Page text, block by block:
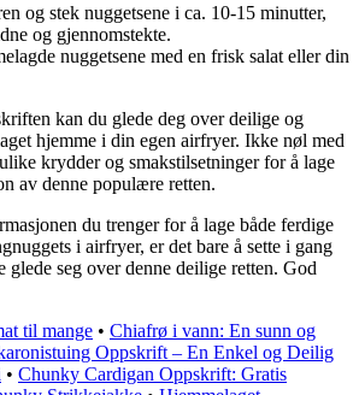
og stek nuggetsene i ca. 10-15 minutter,
og gjennomstekte.
nuggetsene med en frisk salat eller din
kan du glede deg over deilige og
hjemme i din egen airfryer. Ikke nøl med
krydder og smakstilsetninger for å lage
av denne populære retten.
du trenger for å lage både ferdige
i airfryer, er det bare å sette i gang
glede seg over denne deilige retten. God
til mange • Chiafrø i vann: En sunn og
Oppskrift – En Enkel og Deilig
• Chunky Cardigan Oppskrift: Gratis